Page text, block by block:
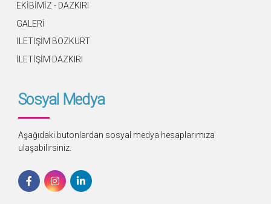
EKİBİMİZ - DAZKIRI
GALERİ
İLETİŞİM BOZKURT
İLETİŞİM DAZKIRI
Sosyal Medya
Aşağıdaki butonlardan sosyal medya hesaplarımıza
ulaşabilirsiniz.